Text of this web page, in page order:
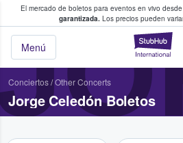
El mercado de boletos para eventos en vivo
garantizada. Los precios pueden
Menú
fans compran y
Conciertos/Other Concerts
Jorge Celedón Boletos